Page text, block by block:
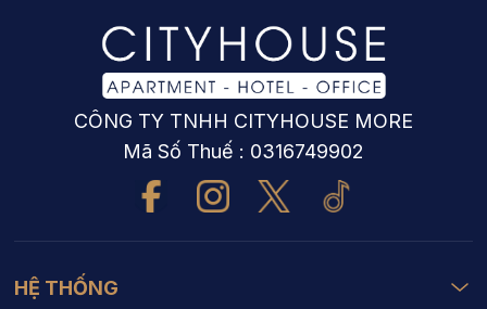
CÔNG TY TNHH CITYHOUSE MORE
Mã Số Thuế : 0316749902
HỆ THỐNG